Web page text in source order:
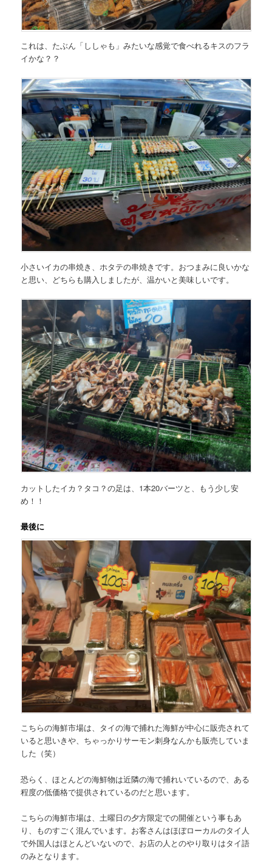
これは、たぶん「ししゃも」みたいな感覚で食べれるキスのフラ
イかな？？
小さいイカの串焼き、ホタテの串焼きです。おつまみに良いかな
と思い、どちらも購入しましたが、温かいと美味しいです。
カットしたイカ？タコ？の足は、1本20バーツと、もう少し安
め！！
最後に
こちらの海鮮市場は、タイの海で捕れた海鮮が中心に販売されて
いると思いきや、ちゃっかりサーモン刺身なんかも販売していま
した（笑）
恐らく、ほとんどの海鮮物は近隣の海で捕れいているので、ある
程度の低価格で提供されているのだと思います。
こちらの海鮮市場は、 土曜日の夕方限定での開催という事もあ
り、ものすごく混んでいます。お客さんはほぼローカルのタイ人
で外国人はほとんどいないので、お店の人とのやり取りはタイ語
のみとなります。